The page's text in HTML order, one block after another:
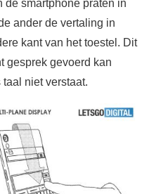
de smartphone praten in
ander de vertaling in
kant van het toestel. Dit
gesprek gevoerd kan
niet verstaat.